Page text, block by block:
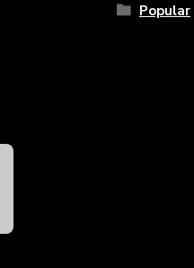
Popular